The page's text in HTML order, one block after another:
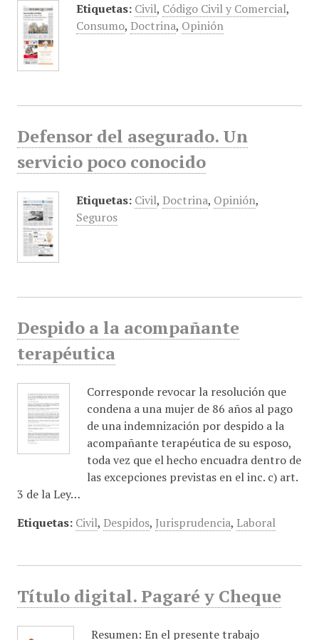
Etiquetas: Civil, Código Civil y Comercial,
Consumo, Doctrina, Opinión
Defensor del asegurado. Un
servicio poco conocido
Etiquetas: Civil, Doctrina, Opinión,
Seguros
Despido a la acompañante
terapéutica
Corresponde revocar la resolución que
condena a una mujer de 86 años al pago
de una indemnización por despido a la
acompañante terapéutica de su esposo,
toda vez que el hecho encuadra dentro de
las excepciones previstas en el inc. c) art.
3 de la Ley…
Etiquetas: Civil, Despidos, Jurisprudencia, Laboral
Título digital. Pagaré y Cheque
Resumen: En el presente trabajo